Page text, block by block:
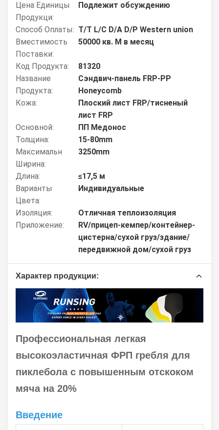
Цена Единицы
Продукци:
Подлежит обсуждению
Способ Оплаты: T/T L/C D/A D/P Western union
Вместимость
Поставки:
50000 кв. М в месяц
Код Продукта:
81320
Название
Продукта:
Сэндвич-панель FRP-PP
Honeycomb
Кожа:
Плоский лист FRP/тисненый
лист FRP
Основной:
ПП Медонос
Толщина:
15-80mm
Максимальн
Ширина:
3250mm
Длина:
≤17,5 м
Варианты
Цвета:
Индивидуальные
Изоляция:
Отличная теплоизоляция
Приложение:
RV/прицеп-кемпер/контейнер-
цистерна/сухой груз/здание/
передвижной дом/сухой груз
Характер продукции:
Профессиональная легкая
высокоэластичная ФРП гребля для
пиклебола с повышенным отскоком
мяча на 20%
Введение